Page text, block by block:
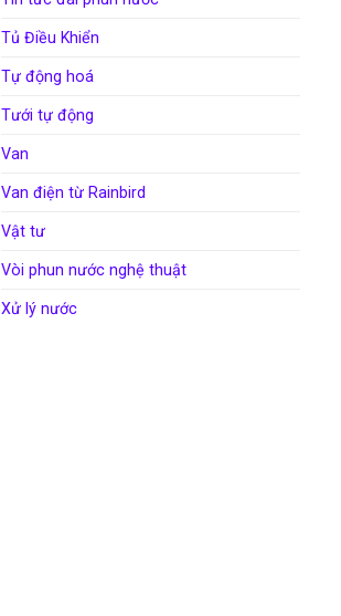
Tủ Điều Khiển
Tự động hoá
Tưới tự động
Van
Van điện từ Rainbird
Vật tư
Vòi phun nước nghệ thuật
Xử lý nước